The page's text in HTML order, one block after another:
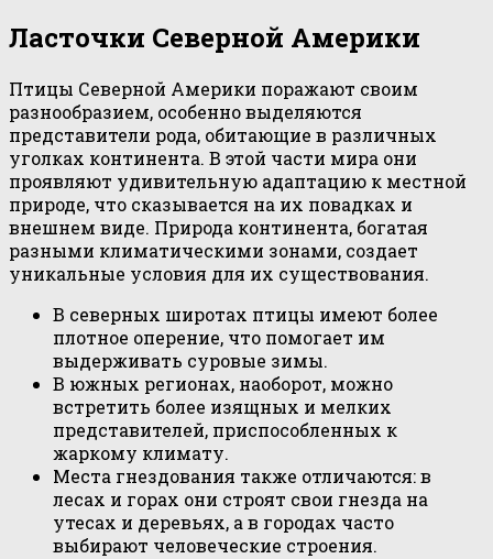
Ласточки Северной Америки
Птицы Северной Америки поражают своим
разнообразием, особенно выделяются
представители рода, обитающие в различных
уголках континента. В этой части мира они
проявляют удивительную адаптацию к местной
природе, что сказывается на их повадках и
внешнем виде. Природа континента, богатая
разными климатическими зонами, создает
уникальные условия для их существования.
В северных широтах птицы имеют более
плотное оперение, что помогает им
выдерживать суровые зимы.
В южных регионах, наоборот, можно
встретить более изящных и мелких
представителей, приспособленных к
жаркому климату.
Места гнездования также отличаются: в
лесах и горах они строят свои гнезда на
утесах и деревьях, а в городах часто
выбирают человеческие строения.